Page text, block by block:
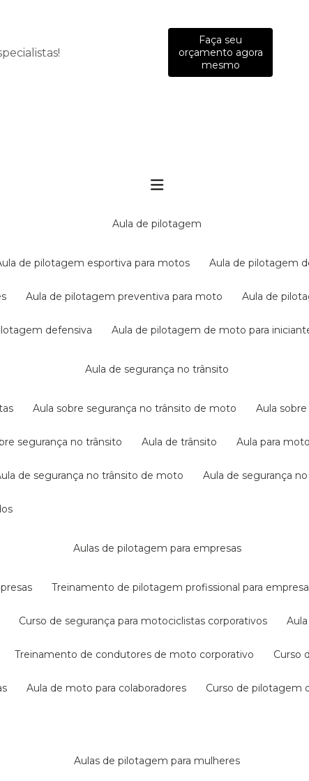
Faça seu
orçamento agora
mesmo
aula de pilotagem
aula de pilotagem esportiva para motos aula de pilotagem
aula de pilotagem preventiva para moto aula de
defensiva aula de pilotagem de moto para
aula de segurança no trânsito
aula sobre segurança no trânsito de moto aula
segurança no trânsito aula de trânsito aula para
aula de segurança no trânsito de moto aula de segurança
aulas de pilotagem para empresas
treinamento de pilotagem profissional para
curso de segurança para motociclistas corporativos
treinamento de condutores de moto corporativo
aula de moto para colaboradores curso de pilotagem
aulas de pilotagem para mulheres